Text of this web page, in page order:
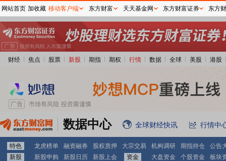
财经 焦点 股票 新股 期指 期权 行情 数据 全球 美股 港股
数据中心 全球财经快讯 行情中
特色 龙虎榜单 融资融券 股权质押 大宗交易 机构调研 期指持仓
公告
新股
新股申购 新股日历 新股上会 资金 大盘资金 个股资金 板块
网站首页 加收藏 移动客户端 东方财富 天天基金网 东方财富证券 东方